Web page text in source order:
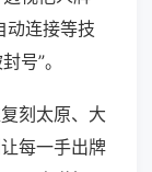
动连接等技
号”。
刻太原、大
每一手出牌